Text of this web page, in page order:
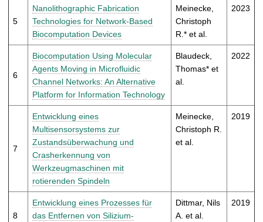
5
Nanolithographic Fabrication
Technologies for Network-Based
Biocomputation Devices
Meinecke,
Christoph
R.* et al.
2023
6
Biocomputation Using Molecular
Agents Moving in Microfluidic
Channel Networks: An Alternative
Platform for Information Technology
Blaudeck,
Thomas* et
al.
2022
7
Entwicklung eines
Multisensorsystems zur
Zustandsüberwachung und
Crasherkennung von
Werkzeugmaschinen mit
rotierenden Spindeln
Meinecke,
Christoph R.
et al.
2019
8
Entwicklung eines Prozesses für
das Entfernen von Silizium-
Dittmar, Nils
A. et al.
2019